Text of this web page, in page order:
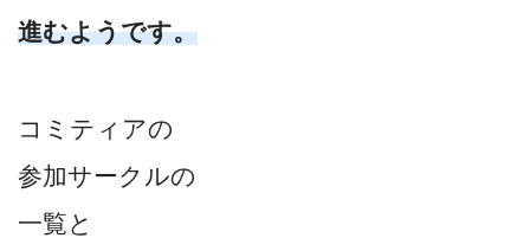
進むようです。
コミティアの
参加サークルの
一覧と